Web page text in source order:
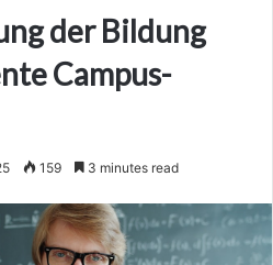
der Bildung
Campus-
159 3 minutes read